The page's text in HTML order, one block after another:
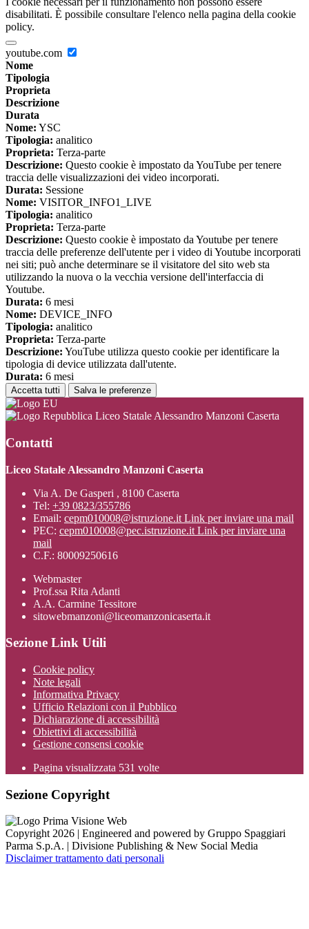
disabilitati. È possibile consultare l'elenco nella pagina della cookie
policy.
youtube.com
Nome
Tipologia
Proprieta
Descrizione
Durata
Nome: YSC
Tipologia: analitico
Proprieta: Terza-parte
Descrizione: Questo cookie è impostato da YouTube per tenere
traccia delle visualizzazioni dei video incorporati.
Durata: Sessione
Nome: VISITOR_INFO1_LIVE
Tipologia: analitico
Proprieta: Terza-parte
Descrizione: Questo cookie è impostato da Youtube per tenere
traccia delle preferenze dell'utente per i video di Youtube incorporati
nei siti; può anche determinare se il visitatore del sito web sta
utilizzando la nuova o la vecchia versione dell'interfaccia di
Youtube.
Durata: 6 mesi
Nome: DEVICE_INFO
Tipologia: analitico
Proprieta: Terza-parte
Descrizione: YouTube utilizza questo cookie per identificare la
tipologia di device utilizzata dall'utente.
Durata: 6 mesi
Accetta tutti Salva le preferenze
Liceo Statale Alessandro Manzoni Caserta
Contatti
Liceo Statale Alessandro Manzoni Caserta
Via A. De Gasperi , 8100 Caserta
Tel: +39 0823/355786
Email: cepm010008@istruzione.it Link per inviare una mail
PEC: cepm010008@pec.istruzione.it Link per inviare una
mail
C.F.: 80009250616
Webmaster
Prof.ssa Rita Adanti
A.A. Carmine Tessitore
sitowebmanzoni@liceomanzonicaserta.it
Sezione Link Utili
Cookie policy
Note legali
Informativa Privacy
Ufficio Relazioni con il Pubblico
Dichiarazione di accessibilità
Obiettivi di accessibilità
Gestione consensi cookie
Pagina visualizzata 531 volte
Sezione Copyright
Copyright 2026 | Engineered and powered by Gruppo Spaggiari
Parma S.p.A. | Divisione Publishing & New Social Media
Disclaimer trattamento dati personali